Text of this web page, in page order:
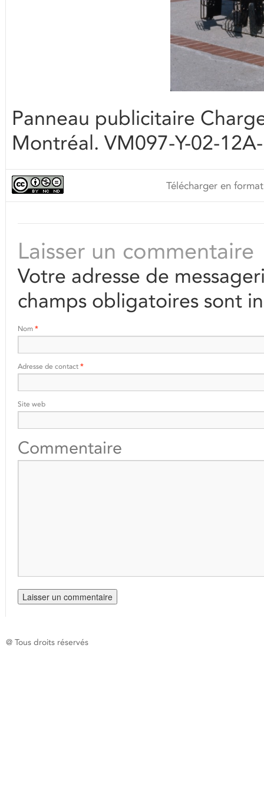
Panneau publicitaire
Montréal. VM097-Y-02-
Télécharger en
Laisser un commentaire
Votre adresse de
champs obligatoires sont
Nom *
Adresse de contact *
Site web
Commentaire
@ Tous droits réservés